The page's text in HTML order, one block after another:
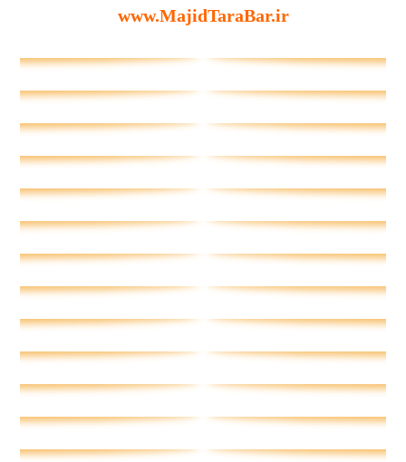
www.MajidTaraBar.ir